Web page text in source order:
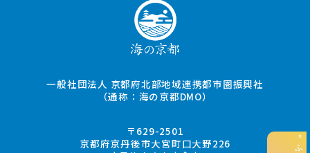
一般社団法人 京都府北部地域連携都市圏振興社
（通称：海の京都DMO）
〒629-2501
京都府京丹後市大宮町口大野226